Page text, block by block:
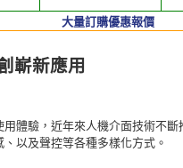
嶄新應用
體驗，近年來人機介面技術不斷
以及聲控等各種多樣化方式。
大量訂購優惠報價